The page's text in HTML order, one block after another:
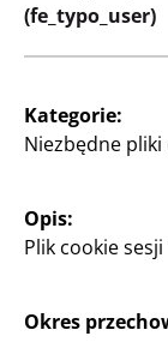
(fe_typo_user)
Kategorie:
Niezbędne pliki
Opis:
Plik cookie sesji
Okres